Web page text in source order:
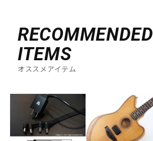
RECOMMENDED
ITEMS
オススメアイテム